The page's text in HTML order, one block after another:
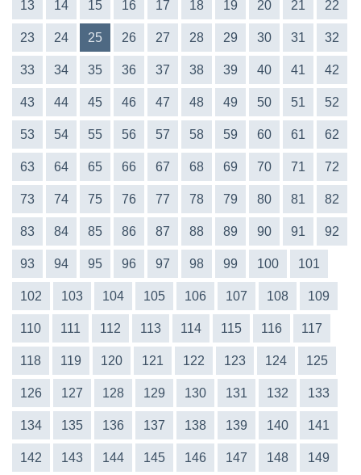
13 14 15 16 17 18 19 20 21 22
23 24 25 26 27 28 29 30 31 32
33 34 35 36 37 38 39 40 41 42
43 44 45 46 47 48 49 50 51 52
53 54 55 56 57 58 59 60 61 62
63 64 65 66 67 68 69 70 71 72
73 74 75 76 77 78 79 80 81 82
83 84 85 86 87 88 89 90 91 92
93 94 95 96 97 98 99 100 101
102 103 104 105 106 107 108 109
110 111 112 113 114 115 116 117
118 119 120 121 122 123 124 125
126 127 128 129 130 131 132 133
134 135 136 137 138 139 140 141
142 143 144 145 146 147 148 149